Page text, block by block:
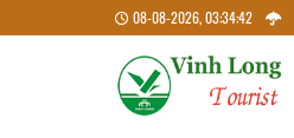
08-08-2026, 03:34:43